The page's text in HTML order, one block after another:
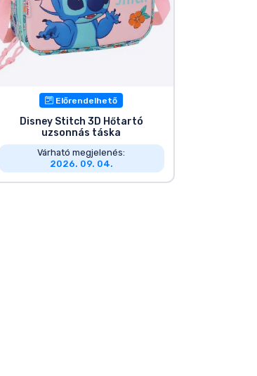
Előrendelhető
Disney Stitch 3D Hőtartó
uzsonnás táska
Várható megjelenés:
2026. 09. 04.